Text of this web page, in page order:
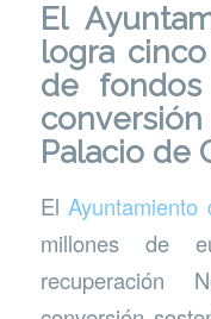
El
logra
de
Palacio de
ElAyuntamiento
millones de
recuperación